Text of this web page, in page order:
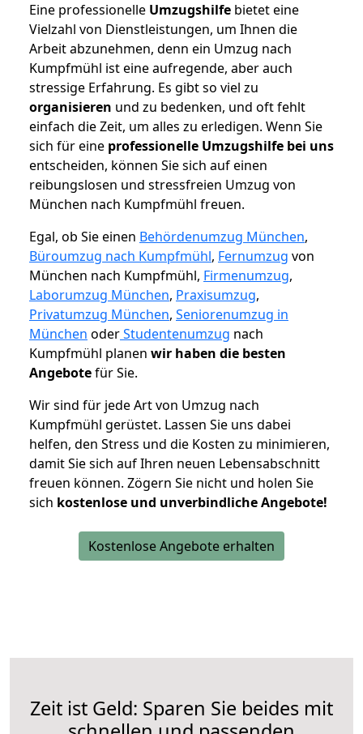
Eine professionelle Umzugshilfe bietet eine
Vielzahl von Dienstleistungen, um Ihnen die
Arbeit abzunehmen, denn ein Umzug nach
Kumpfmühl ist eine aufregende, aber auch
stressige Erfahrung. Es gibt so viel zu
organisieren und zu bedenken, und oft fehlt
einfach die Zeit, um alles zu erledigen. Wenn Sie
sich für eine professionelle Umzugshilfe bei uns
entscheiden, können Sie sich auf einen
reibungslosen und stressfreien Umzug von
München nach Kumpfmühl freuen.
Egal, ob Sie einen Behördenumzug München,
Büroumzug nach Kumpfmühl, Fernumzug von
München nach Kumpfmühl, Firmenumzug,
Laborumzug München, Praxisumzug,
Privatumzug München, Seniorenumzug in
München oderStudentenumzug nach
Kumpfmühl planen wir haben die besten
Angebotefür Sie.
Wir sind für jede Art von Umzug nach
Kumpfmühl gerüstet. Lassen Sie uns dabei
helfen, den Stress und die Kosten zu minimieren,
damit Sie sich auf Ihren neuen Lebensabschnitt
freuen können. Zögern Sie nicht und holen Sie
sich kostenlose und unverbindliche Angebote!
Kostenlose Angebote erhalten
Zeit ist Geld: Sparen Sie beides mit